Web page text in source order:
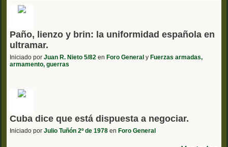
Paño, lienzo y brin: la uniformidad española en
ultramar.
Iniciado por Juan R. Nieto 5/82 en Foro General y Fuerzas armadas,
armamento, guerras
Cuba dice que está dispuesta a negociar.
Iniciado por Julio Tuñón 2º de 1978 en Foro General